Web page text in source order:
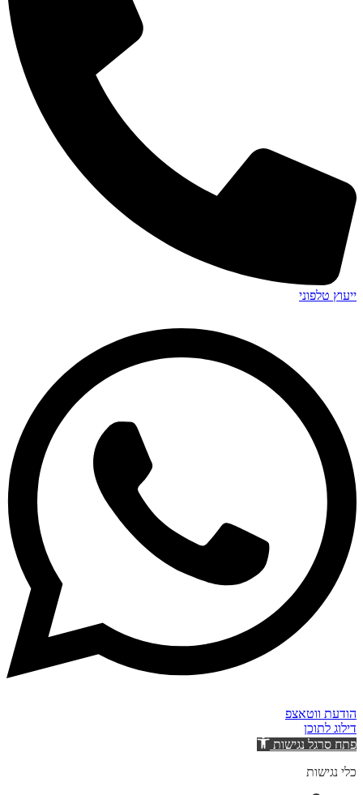
ייעוץ טלפוני
הודעת ווטאצפ
דילוג לתוכן
פתח סרגל נגישות
כלי נגישות